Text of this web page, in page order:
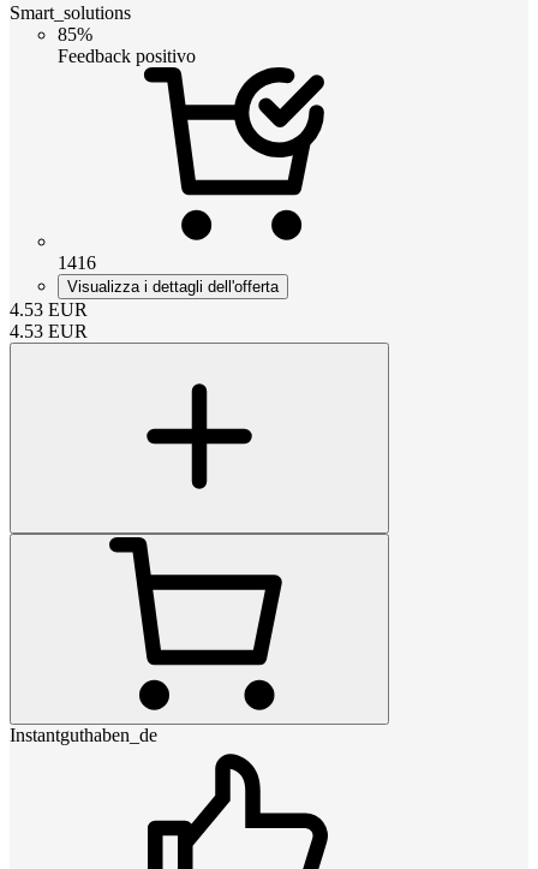
Smart_solutions
85%
Feedback positivo
1416
Visualizza i dettagli dell'offerta
4.53 EUR
4.53 EUR
Instantguthaben_de